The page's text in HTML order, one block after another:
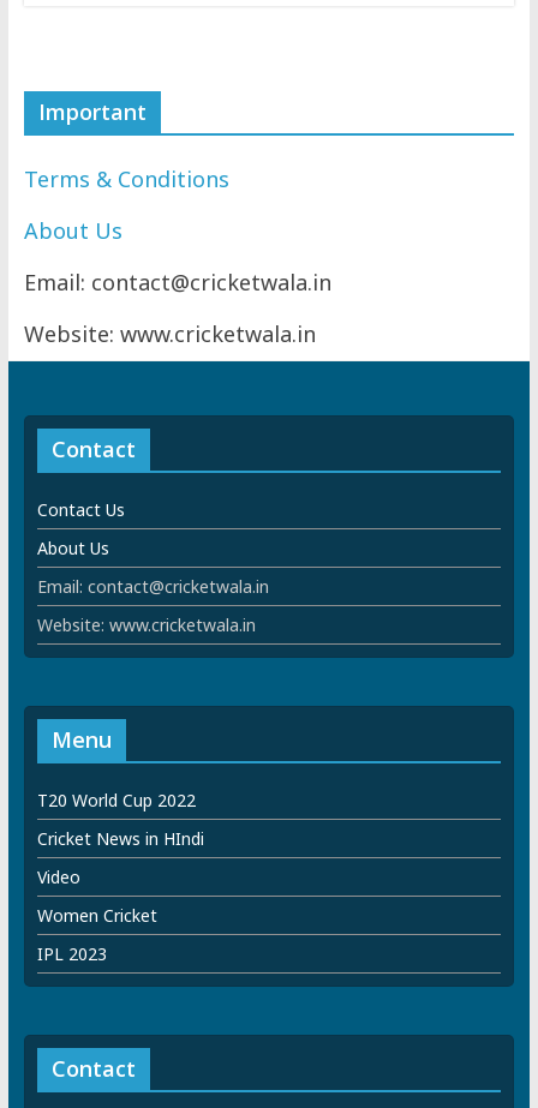
Important
Terms & Conditions
About Us
Email: contact@cricketwala.in
Website: www.cricketwala.in
Contact
Contact Us
About Us
Email: contact@cricketwala.in
Website: www.cricketwala.in
Menu
T20 World Cup 2022
Cricket News in HIndi
Video
Women Cricket
IPL 2023
Contact